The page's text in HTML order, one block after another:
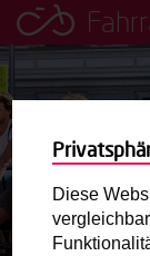
Leih dir einfach
Jugendliche
Diese